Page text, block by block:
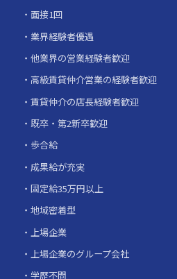
面接1回
業界経験者優遇
他業界の営業経験者歓迎
高級賃貸仲介営業の経験者歓迎
賃貸仲介の店長経験者歓迎
既卒・第2新卒歓迎
歩合給
成果給が充実
固定給35万円以上
地域密着型
上場企業
上場企業のグループ会社
学歴不問